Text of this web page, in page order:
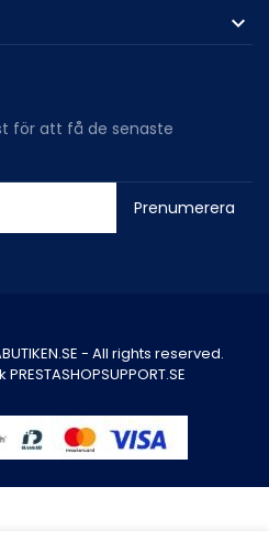

för att få de senaste
Prenumerera
- All rights reserved.